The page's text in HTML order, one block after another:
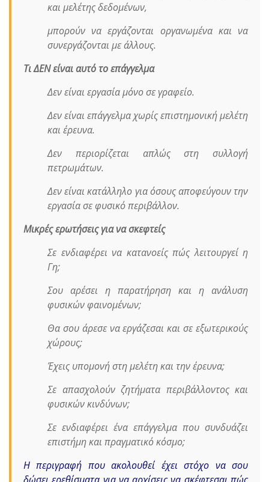
και μελέτης δεδομένων,
μπορούν να εργάζονται οργανωμένα και να
συνεργάζονται με άλλους.
Τι ΔΕΝ είναι αυτό το επάγγελμα
Δεν είναι εργασία μόνο σε γραφείο.
Δεν είναι επάγγελμα χωρίς επιστημονική μελέτη
και έρευνα.
Δεν περιορίζεται απλώς στη συλλογή
πετρωμάτων.
Δεν είναι κατάλληλο για όσους αποφεύγουν την
εργασία σε φυσικό περιβάλλον.
Μικρές ερωτήσεις για να σκεφτείς
Σε ενδιαφέρει να κατανοείς πώς λειτουργεί η
Γη;
Σου αρέσει η παρατήρηση και η ανάλυση
φυσικών φαινομένων;
Θα σου άρεσε να εργάζεσαι και σε εξωτερικούς
χώρους;
Έχεις υπομονή στη μελέτη και την έρευνα;
Σε απασχολούν ζητήματα περιβάλλοντος και
φυσικών κινδύνων;
Σε ενδιαφέρει ένα επάγγελμα που συνδυάζει
επιστήμη και πραγματικό κόσμο;
Η περιγραφή που ακολουθεί έχει στόχο να σου